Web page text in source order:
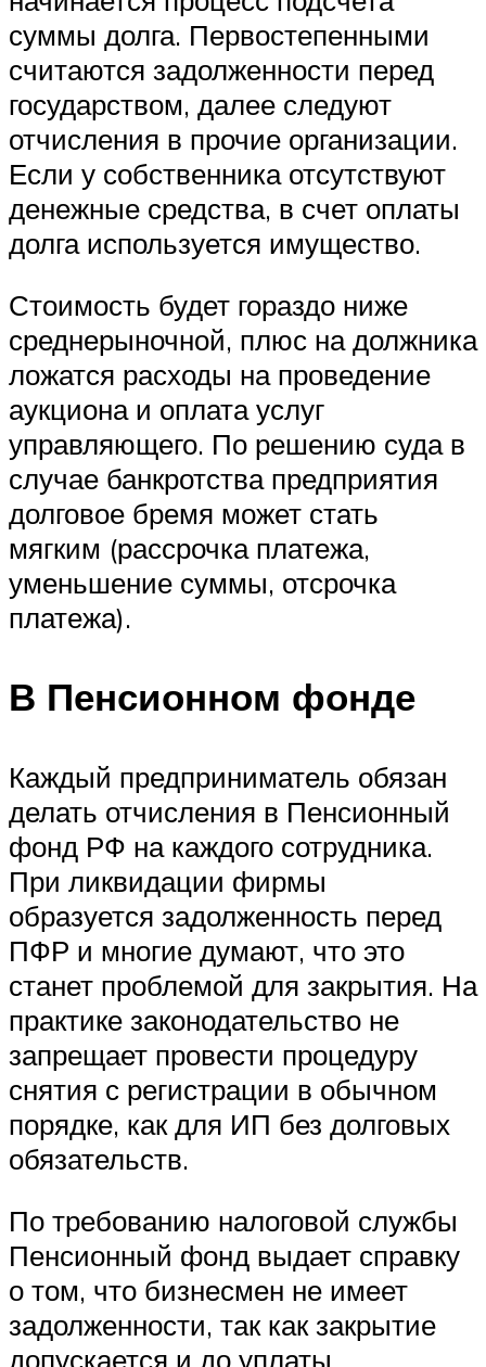
суммы долга. Первостепенными
считаются задолженности перед
государством, далее следуют
отчисления в прочие организации.
Если у собственника отсутствуют
денежные средства, в счет оплаты
долга используется имущество.
Стоимость будет гораздо ниже
среднерыночной, плюс на должника
ложатся расходы на проведение
аукциона и оплата услуг
управляющего. По решению суда в
случае банкротства предприятия
долговое бремя может стать
мягким (рассрочка платежа,
уменьшение суммы, отсрочка
платежа).
В Пенсионном фонде
Каждый предприниматель обязан
делать отчисления в Пенсионный
фонд РФ на каждого сотрудника.
При ликвидации фирмы
образуется задолженность перед
ПФР и многие думают, что это
станет проблемой для закрытия. На
практике законодательство не
запрещает провести процедуру
снятия с регистрации в обычном
порядке, как для ИП без долговых
обязательств.
По требованию налоговой службы
Пенсионный фонд выдает справку
о том, что бизнесмен не имеет
задолженности, так как закрытие
допускается и до уплаты